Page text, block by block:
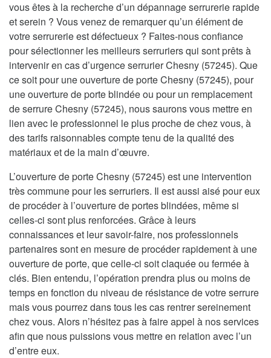
vous êtes à la recherche d’un dépannage serrurerie rapide
et serein ? Vous venez de remarquer qu’un élément de
votre serrurerie est défectueux ? Faites-nous confiance
pour sélectionner les meilleurs serruriers qui sont prêts à
intervenir en cas d’urgence serrurier Chesny (57245). Que
ce soit pour une ouverture de porte Chesny (57245), pour
une ouverture de porte blindée ou pour un remplacement
de serrure Chesny (57245), nous saurons vous mettre en
lien avec le professionnel le plus proche de chez vous, à
des tarifs raisonnables compte tenu de la qualité des
matériaux et de la main d’œuvre.
L’ouverture de porte Chesny (57245) est une intervention
très commune pour les serruriers. Il est aussi aisé pour eux
de procéder à l’ouverture de portes blindées, même si
celles-ci sont plus renforcées. Grâce à leurs
connaissances et leur savoir-faire, nos professionnels
partenaires sont en mesure de procéder rapidement à une
ouverture de porte, que celle-ci soit claquée ou fermée à
clés. Bien entendu, l’opération prendra plus ou moins de
temps en fonction du niveau de résistance de votre serrure
mais vous pourrez dans tous les cas rentrer sereinement
chez vous. Alors n’hésitez pas à faire appel à nos services
afin que nous puissions vous mettre en relation avec l’un
d’entre eux.